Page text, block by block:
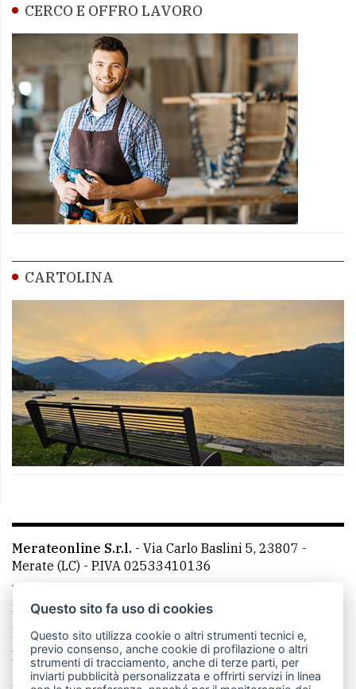
CERCO E OFFRO LAVORO
CARTOLINA
Merateonline S.r.l. - Via Carlo Baslini 5, 23807 -
Merate (LC) - P.IVA 02533410136
Telefono:
mail: redazione@leccoonline.com
La redazione
MerateOnline CasateOnline
RSS
Made by VIP
Questo sito fa uso di cookies
Questo sito utilizza cookie o altri strumenti tecnici e,
previo consenso, anche cookie di profilazione o altri
strumenti di tracciamento, anche di terze parti, per
inviarti pubblicità personalizzata e offrirti servizi in linea